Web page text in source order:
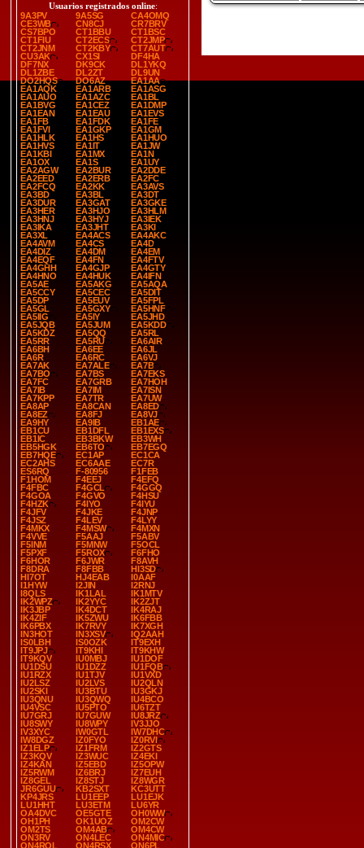
Usuarios registrados online:
9A3PV
9A5SG
CA4OMQ
CE3WB
CN8CJ
CR7BRV
CS7BPO
CT1BBU
CT1BSC
CT1FIU
CT2ECS
CT2JMP
CT2JNM
CT2KBY
CT7AUT
CU3AK
CX1SI
DF4HA
DF7NX
DK9CK
DL1YKQ
DL1ZBE
DL2ZT
DL9UN
DO2HQS
DO6AZ
EA1AA
EA1AQK
EA1ARB
EA1ASG
EA1AUO
EA1AZC
EA1BL
EA1BVG
EA1CEZ
EA1DMP
EA1EAN
EA1EAU
EA1EVS
EA1FB
EA1FDK
EA1FE
EA1FVI
EA1GKP
EA1GM
EA1HLK
EA1HS
EA1HUO
EA1HVS
EA1IT
EA1JW
EA1KBI
EA1MX
EA1N
EA1OX
EA1S
EA1UY
EA2AGW
EA2BUR
EA2DDE
EA2EED
EA2ERB
EA2FC
EA2FCQ
EA2KK
EA3AVS
EA3BD
EA3BL
EA3DT
EA3DUR
EA3GAT
EA3GKE
EA3HER
EA3HJO
EA3HLM
EA3HNJ
EA3HYJ
EA3IEK
EA3IKA
EA3JHT
EA3KI
EA3XL
EA4ACS
EA4AKC
EA4AVM
EA4CS
EA4D
EA4DIZ
EA4DM
EA4EM
EA4EQF
EA4FN
EA4FTV
EA4GHH
EA4GJP
EA4GTY
EA4HNO
EA4HUK
EA4IFN
EA5AE
EA5AKG
EA5AQA
EA5CCY
EA5CEC
EA5DIT
EA5DP
EA5EUV
EA5FPL
EA5GL
EA5GXY
EA5HNF
EA5IIG
EA5IY
EA5JHD
EA5JQB
EA5JUM
EA5KDD
EA5KDZ
EA5QQ
EA5RL
EA5RR
EA5RU
EA6AIR
EA6BH
EA6EE
EA6JL
EA6R
EA6RC
EA6VJ
EA7AK
EA7ALE
EA7B
EA7BO
EA7BS
EA7EKS
EA7FC
EA7GRB
EA7HOH
EA7IB
EA7IM
EA7ISN
EA7KPP
EA7TR
EA7UW
EA8AP
EA8CAN
EA8ED
EA8EZ
EA8FJ
EA8VJ
EA9HY
EA9IB
EB1AE
EB1CU
EB1DFL
EB1EXS
EB1IC
EB3BKW
EB3WH
EB5HGK
EB6TO
EB7EGQ
EB7HQE
EC1AP
EC1CA
EC2AHS
EC6AAE
EC7R
ES6RQ
F-80956
F1FEB
F1HOM
F4EEJ
F4EFQ
F4FBC
F4GCL
F4GGQ
F4GOA
F4GVO
F4HSU
F4HZK
F4IYO
F4IYU
F4JFV
F4JKE
F4JNP
F4JSZ
F4LEV
F4LYY
F4MKX
F4MSW
F4MXN
F4VVE
F5AAJ
F5ABV
F5INM
F5MNW
F5OCL
F5PXF
F5ROX
F6FHO
F6HOR
F6JWR
F8AVH
F8DRA
F8FBB
HI3SD
HI7OT
HJ4EAB
I0AAF
I1HYW
I2JIN
I2RNJ
I8QLS
IK1LAL
IK1MTV
IK2WPZ
IK2YYC
IK2ZJT
IK3JBP
IK4DCT
IK4RAJ
IK4ZIF
IK5ZWU
IK6FBB
IK6PBX
IK7RVY
IK7XGH
IN3HOT
IN3XSV
IQ2AAH
IS0LBH
IS0OZK
IT9EXH
IT9JPJ
IT9KHI
IT9KHW
IT9KQV
IU0MBJ
IU1DOF
IU1DSU
IU1DZZ
IU1FQB
IU1RZX
IU1TJV
IU1VXD
IU2LSZ
IU2LVS
IU2QLN
IU2SKI
IU3BTU
IU3GKJ
IU3QNU
IU3QWQ
IU4BCO
IU4VSC
IU5PTO
IU6TZT
IU7GRJ
IU7GUW
IU8JRZ
IU8SWY
IU8WPY
IV3JJO
IV3XYC
IW0GTL
IW7DHC
IW8DGZ
IZ0FYO
IZ0RVI
IZ1ELP
IZ1FRM
IZ2GTS
IZ3KQV
IZ3WUC
IZ4EKI
IZ4KAN
IZ5EBD
IZ5OPW
IZ5RWM
IZ6BRJ
IZ7EUH
IZ8GEL
IZ8STJ
IZ8WGR
JR6GUU
KB2SXT
KC3UTT
KP4JRS
LU1EEP
LU1EJK
LU1HHT
LU3ETM
LU6YR
OA4DVC
OE5GTE
OH0WW
OH1PH
OK1UOZ
OM2CW
OM2TS
OM4AB
OM4CW
ON3RV
ON4LEC
ON4MIC
ON4ROL
ON4RSX
ON6PL